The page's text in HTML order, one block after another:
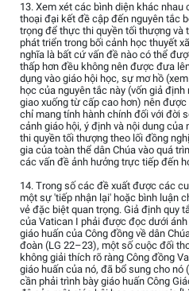
13. Xem xét các bình diện khác nhau
thoại đại kết đề cập đến nguyên tắc
trọng để thực thi quyền tối thượng và
phát triển trong bối cảnh học thuyết
nghĩa là bất cứ vấn đề nào có thể
thấp hơn đều không nên được đưa
dụng vào giáo hội học, sự mơ hồ
học của nguyên tắc này (vốn giả
giao xuống từ cấp cao hơn) nên
chỉ mang tính hành chính đối với đời
cảnh giáo hội, ý định và nội dung
thi quyền tối thượng theo lối đồng
gia của toàn thể dân Chúa vào quá
các vấn đề ảnh hưởng trực tiếp đến
14. Trong số các đề xuất được các
một sự 'tiếp nhận lại' hoặc bình luận
vẻ đặc biệt quan trọng. Giả định quy
của Vatican I phải được đọc dưới
giáo huấn của Công đồng về dân
đoàn (LG 22–23), một số cuộc đối
không giải thích rõ ràng Công đồng
giáo huấn của nó, đã bổ sung cho nó
cần phải trình bày giáo huấn Công